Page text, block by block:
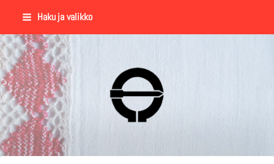
Siirry
sisältöön
Haku ja valikko
Suomalaisen Kansantanssin